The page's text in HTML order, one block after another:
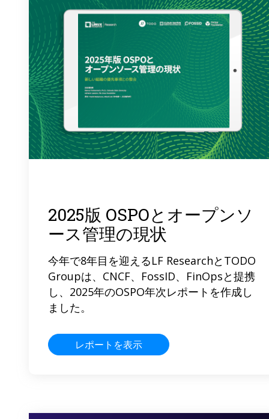
2025版 OSPOとオープンソ
ース管理の現状
今年で8年目を迎えるLF ResearchとTODO
Groupは、CNCF、FossID、FinOpsと提携
し、2025年のOSPO年次レポートを作成し
ました。
レポートを表示